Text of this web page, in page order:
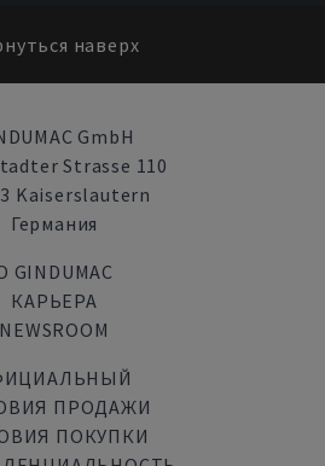
наверх
GmbH
Strasse 110
Kaiserslautern
Германия
GINDUMAC
КАРЬЕРА
NEWSROOM
ПРОДАЖИ
ПОКУПКИ